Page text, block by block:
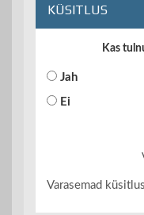
KÜSITLUS
Kas
Jah
Ei
Varasemad